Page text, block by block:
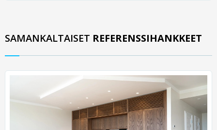
SAMANKALTAISET REFERENSSIHANKKEET